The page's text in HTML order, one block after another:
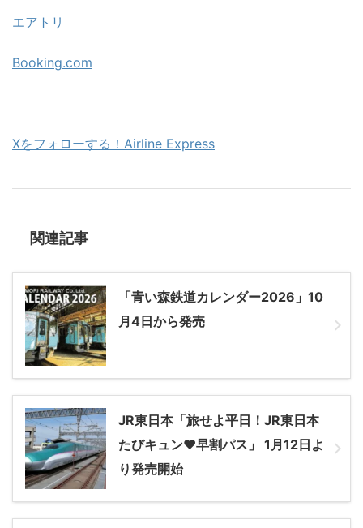
エアトリ
Booking.com
Xをフォローする！Airline Express
関連記事
「青い森鉄道カレンダー2026」10
月4日から発売
JR東日本「旅せよ平日！JR東日本
たびキュン♥早割パス」 1月12日よ
り発売開始